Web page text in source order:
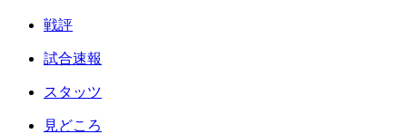
戦評
試合速報
スタッツ
見どころ